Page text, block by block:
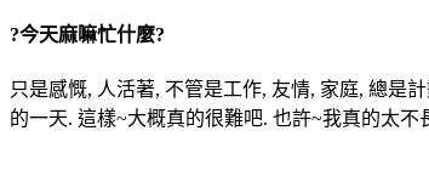
?今天麻嘛忙什麼?
只是感慨, 人活著, 不管是工作, 友情, 家庭, 總是
的一天. 這樣~大概真的很難吧. 也許~我真的太